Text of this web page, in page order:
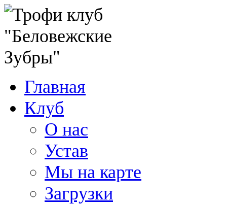
Главная
Клуб
О нас
Устав
Мы на карте
Загрузки